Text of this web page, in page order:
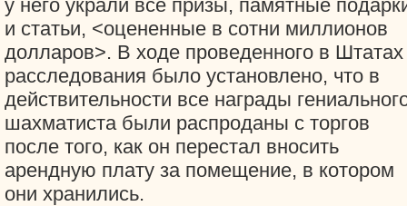
у него украли все призы, памятные
и статьи, <оцененные в сотни миллионов
долларов>. В ходе проведенного в Штатах
расследования было установлено, что в
действительности все награды
шахматиста были распроданы с торгов
после того, как он перестал вносить
арендную плату за помещение, в котором
они хранились.